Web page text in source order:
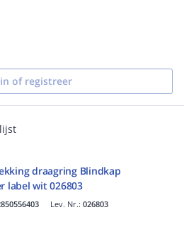
of registreer
draagring Blindkap
label wit 026803
Lev. Nr.: 026803